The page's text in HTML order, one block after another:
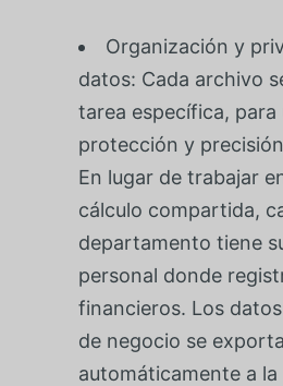
Organización y
datos: Cada archivo
tarea específica, para
protección y
En lugar de trabajar
cálculo compartida,
departamento tiene
personal donde
financieros. Los
de negocio se
automáticamente a